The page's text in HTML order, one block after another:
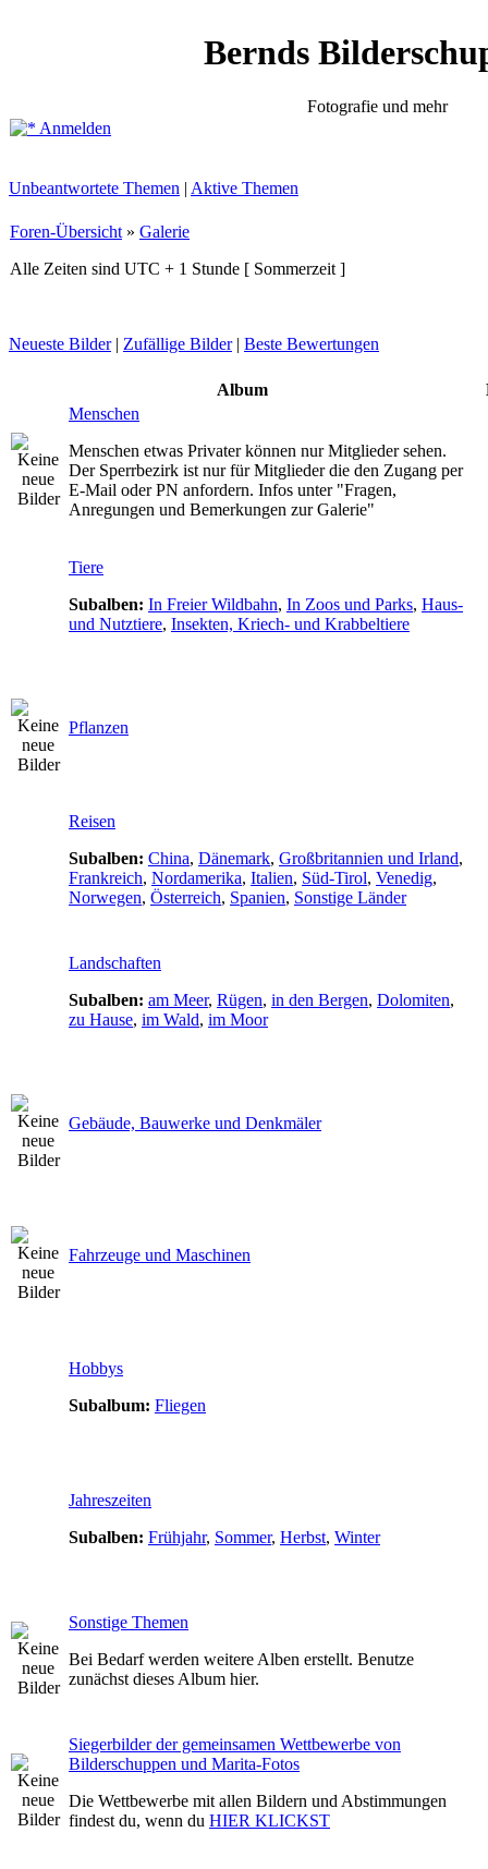
Bernds
Fotografie und mehr
Anmelden
Unbeantwortete Themen | Aktive Themen
Foren-Übersicht » Galerie
Alle Zeiten sind UTC + 1 Stunde [ Sommerzeit ]
Neueste Bilder| Zufällige Bilder| Beste Bewertungen
Album
Menschen
Menschen etwas Privater können nur Mitglieder sehen.
Der Sperrbezirk ist nur für Mitglieder die den Zugang per
E-Mail oder PN anfordern. Infos unter "Fragen,
Anregungen und Bemerkungen zur Galerie"
Tiere
Subalben: In Freier Wildbahn, In Zoos und Parks, Haus-
und Nutztiere, Insekten, Kriech- und Krabbeltiere
Pflanzen
Reisen
Subalben: China, Dänemark, Großbritannien und Irland,
Frankreich, Nordamerika, Italien, Süd-Tirol, Venedig,
Norwegen, Österreich, Spanien, Sonstige Länder
Landschaften
Subalben: am Meer, Rügen, in den Bergen, Dolomiten,
zu Hause, im Wald, im Moor
Gebäude, Bauwerke und Denkmäler
Fahrzeuge und Maschinen
Hobbys
Subalbum: Fliegen
Jahreszeiten
Subalben: Frühjahr, Sommer, Herbst, Winter
Sonstige Themen
Bei Bedarf werden weitere Alben erstellt. Benutze
zunächst dieses Album hier.
Siegerbilder der gemeinsamen Wettbewerbe von
Bilderschuppen und Marita-Fotos
Die Wettbewerbe mit allen Bildern und Abstimmungen
findest du, wenn du HIER KLICKST